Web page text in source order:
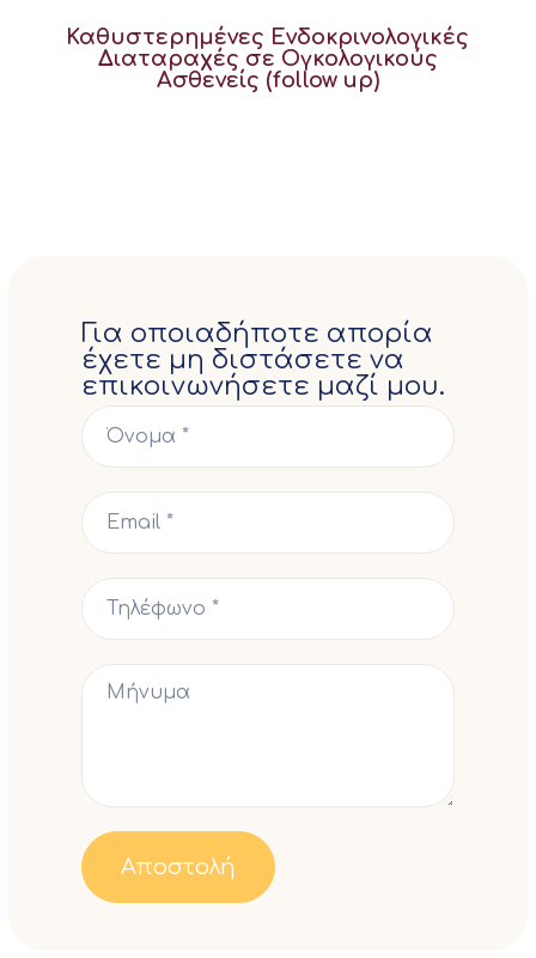
Καθυστερημένες Ενδοκρινολογικές
Διαταραχές σε Ογκολογικούς
Ασθενείς (follow up)
Για οποιαδήποτε απορία
έχετε μη διστάσετε να
επικοινωνήσετε μαζί μου.